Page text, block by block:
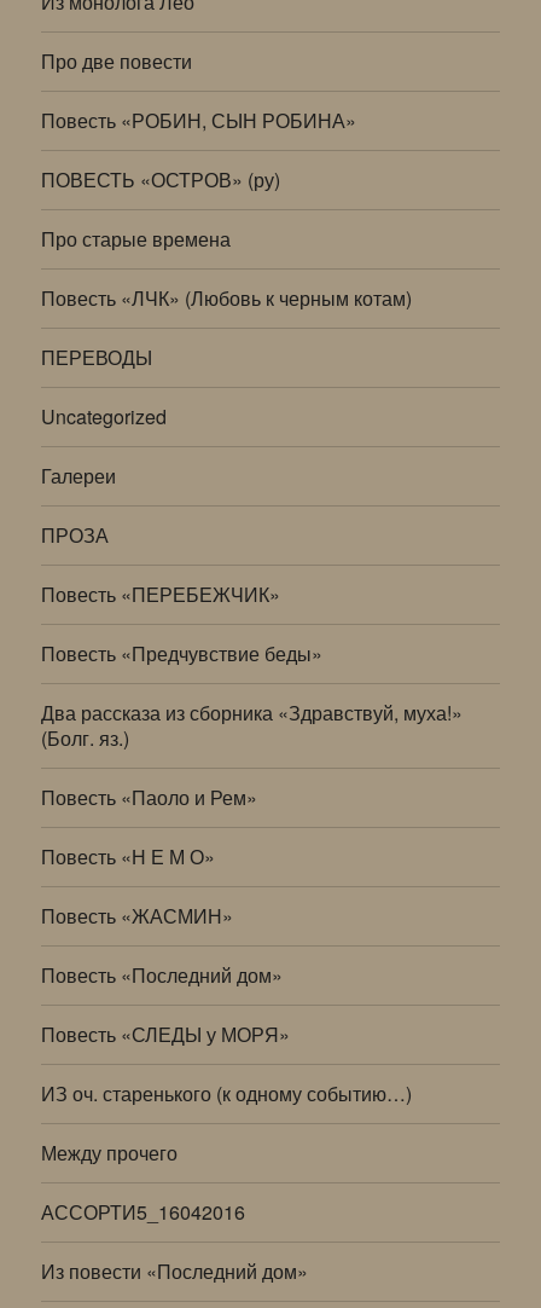
Про две повести
Повесть «РОБИН, СЫН РОБИНА»
ПОВЕСТЬ «ОСТРОВ» (ру)
Про старые времена
Повесть «ЛЧК» (Любовь к черным котам)
ПЕРЕВОДЫ
Uncategorized
Галереи
ПРОЗА
Повесть «ПЕРЕБЕЖЧИК»
Повесть «Предчувствие беды»
Два рассказа из сборника «Здравствуй, муха!»
(Болг. яз.)
Повесть «Паоло и Рем»
Повесть «Н Е М О»
Повесть «ЖАСМИН»
Повесть «Последний дом»
Повесть «СЛЕДЫ у МОРЯ»
ИЗ оч. старенького (к одному событию…)
Между прочего
АССОРТИ5_16042016
Из повести «Последний дом»